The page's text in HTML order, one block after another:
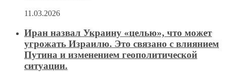
11.03.2026
Иран назвал Украину «целью», что может
угрожать Израилю. Это связано с влиянием
Путина и изменением геополитической
ситуации.